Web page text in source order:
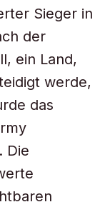
Sieger in
der
ein Land,
werde,
das
Die